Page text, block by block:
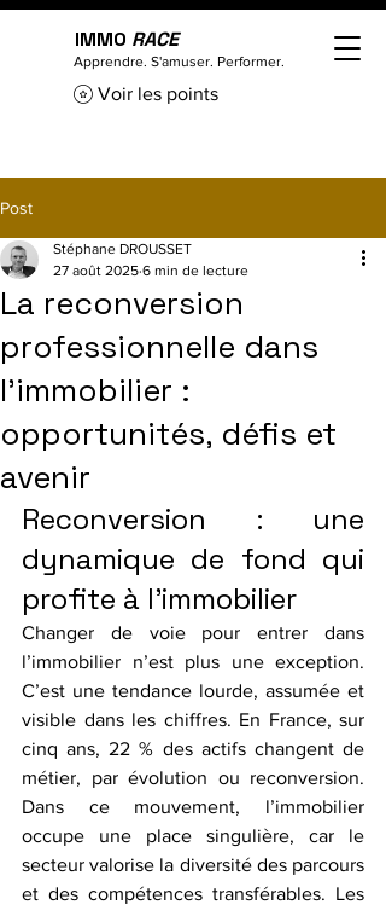
IMMO RACE
Apprendre. S'amuser. Performer.
Voir les points
Post
La reconversion
professionnelle dans
l’immobilier :
opportunités, défis et
avenir
Stéphane DROUSSET
27 août 2025 6 min de lecture
Reconversion : une
dynamique de fond qui
profite à l’immobilier
Changer de voie pour entrer dans
l’immobilier n’est plus une exception.
C’est une tendance lourde, assumée et
visible dans les chiffres. En France, sur
cinq ans, 22 % des actifs changent de
métier, par évolution ou reconversion.
Dans ce mouvement, l’immobilier
occupe une place singulière, car le
secteur valorise la diversité des parcours
et des compétences transférables. Les